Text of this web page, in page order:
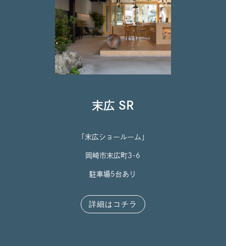
末広 SR
「末広ショールーム」
岡崎市末広町3-6
駐車場5台あり
詳細はコチラ